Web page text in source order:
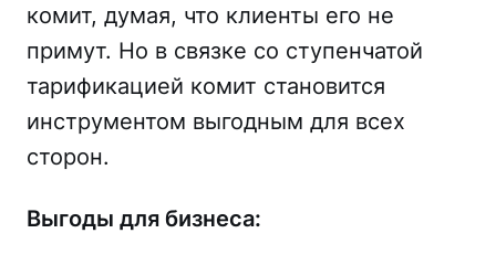
комит, думая, что клиенты его не
примут. Но в связке со ступенчатой
тарификацией комит становится
инструментом выгодным для всех
сторон.
Выгоды для бизнеса: